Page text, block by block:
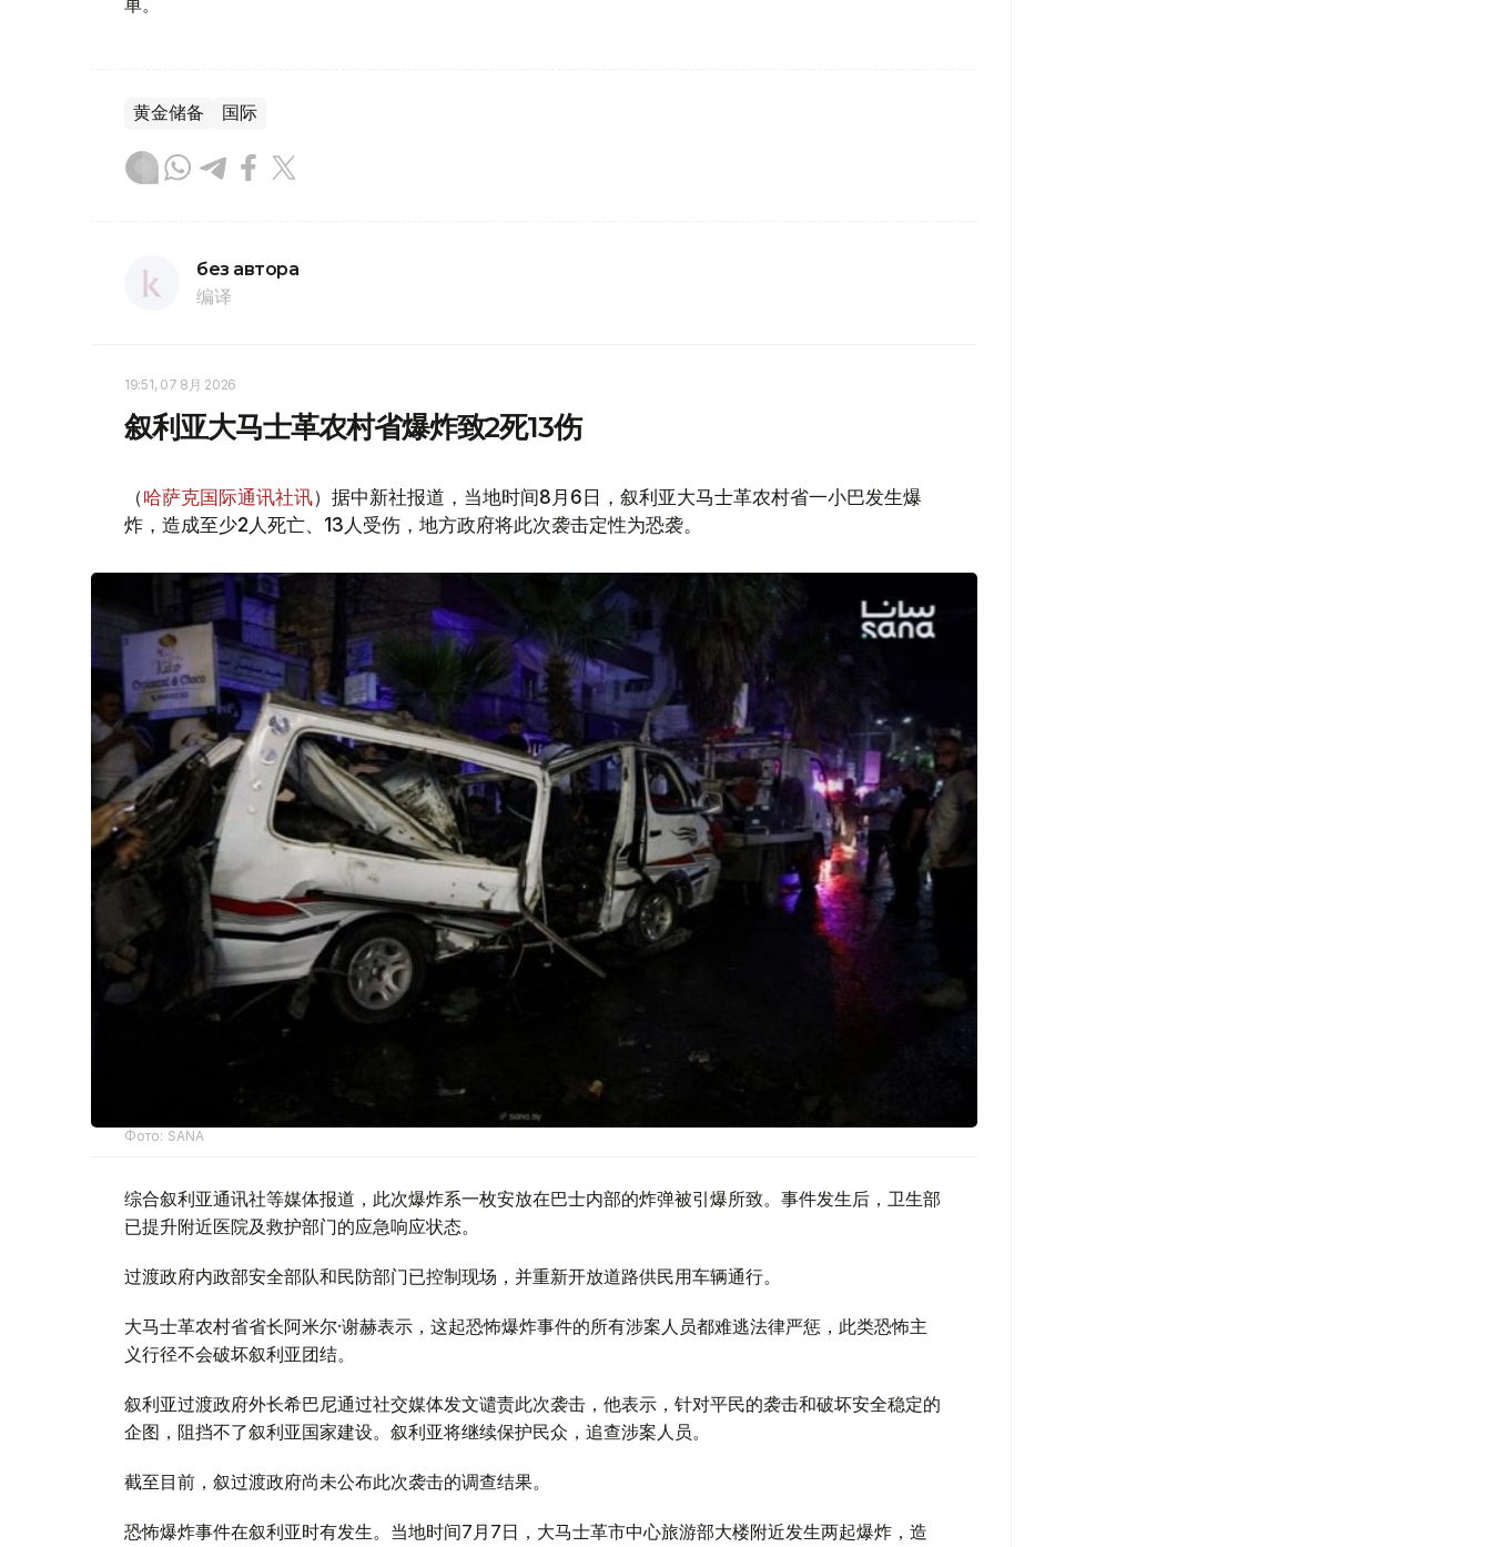
单。
黄金储备 国际
без автора
编译
19:51, 07 8月 2026
叙利亚大马士革农村省爆炸致2死13伤
（哈萨克国际通讯社讯）据中新社报道，当地时间8月6日，叙利亚大马士革农村省一小巴发生爆
炸，造成至少2人死亡、13人受伤，地方政府将此次袭击定性为恐袭。
Фото: SANA
综合叙利亚通讯社等媒体报道，此次爆炸系一枚安放在巴士内部的炸弹被引爆所致。事件发生后，卫生部
已提升附近医院及救护部门的应急响应状态。
过渡政府内政部安全部队和民防部门已控制现场，并重新开放道路供民用车辆通行。
大马士革农村省省长阿米尔·谢赫表示，这起恐怖爆炸事件的所有涉案人员都难逃法律严惩，此类恐怖主
义行径不会破坏叙利亚团结。
叙利亚过渡政府外长希巴尼通过社交媒体发文谴责此次袭击，他表示，针对平民的袭击和破坏安全稳定的
企图，阻挡不了叙利亚国家建设。叙利亚将继续保护民众，追查涉案人员。
截至目前，叙过渡政府尚未公布此次袭击的调查结果。
恐怖爆炸事件在叙利亚时有发生。当地时间7月7日，大马士革市中心旅游部大楼附近发生两起爆炸，造